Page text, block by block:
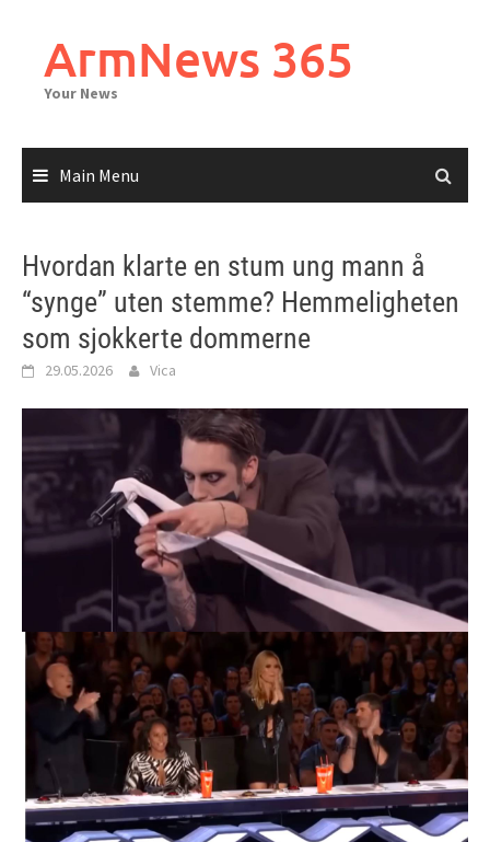
contentArmNews 365
Your News
Main Menu
Hvordan klarte en stum ung mann å
“synge” uten stemme? Hemmeligheten
som sjokkerte dommerne
29.05.2026 Vica